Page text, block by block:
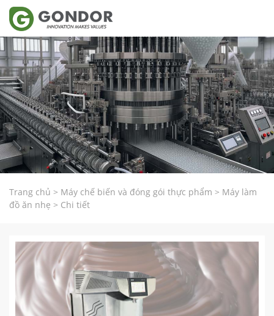
Trang chủ > Máy chế biến và đóng gói thực phẩm > Máy làm
đồ ăn nhẹ > Chi tiết